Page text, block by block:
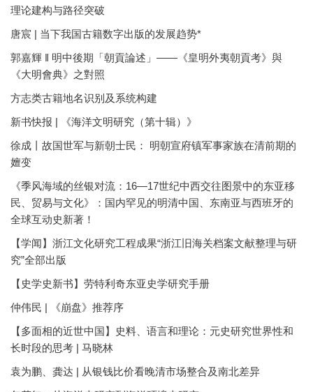
理论建构与路径突破
唐宸 | 当下我国古籍数字出版的发展趋势*
郭嘉輝 ‖ 明中後期「朝貢論述」——《皇明外夷朝貢考》與
《大明會典》之對照
方志类古籍地名识别及系统构建
新书快报 | 《海洋文明研究（第十辑）》
徐成丨故国世军与新朝士民： 明朝宣府镇军事家族在清前期的
嬗变
《季风海域的丝银对流：16—17世纪中西交往图景中的东亚移
民、贸易与文化》：国内罕见的明清中国、东南亚与西班牙的
全球互动史新著！
【学闻】浙江文化研究工程成果“浙江旧海关档案文献整理与研
究”全部出版
【史学史新书】劳特利奇东亚史学研究手册
仲伟民 | 《崩盘》推荐序
【多面相的近世中国】史料、语言和理论：元史研究世界性和
长时段的思考 | 马晓林
袁为鹏、龚达 | 从银钱比价看晚清市场整合及南北差异